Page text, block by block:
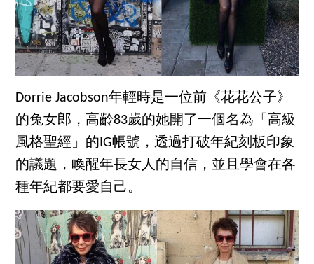
Dorrie Jacobson年輕時是一位前《花花公子》
的兔女郎，高齡83歲的她開了一個名為「高級
風格聖經」的IG帳號，透過打破年紀刻板印象
的議題，喚醒年長女人的自信，並且學會在各
種年紀都要愛自己。